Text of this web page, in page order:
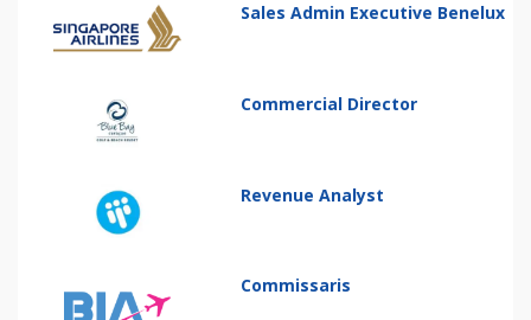
Sales Admin Executive Benelux
Commercial Director
Revenue Analyst
Commissaris